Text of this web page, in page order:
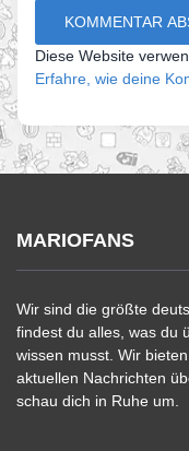
Diese Website
Erfahre, wie deine
MARIOFANS
Wir sind die größte
findest du alles, was du
wissen musst. Wir
aktuellen Nachrichten
schau dich in Ruhe um.